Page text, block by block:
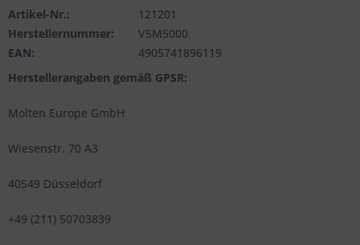
Artikel-Nr.:
121201
Herstellernummer:
V5M5000
EAN:
4905741896119
Herstellerangaben gemäß GPSR:
Molten Europe GmbH
Wiesenstr. 70 A3
40549 Düsseldorf
+49 (211) 50703839